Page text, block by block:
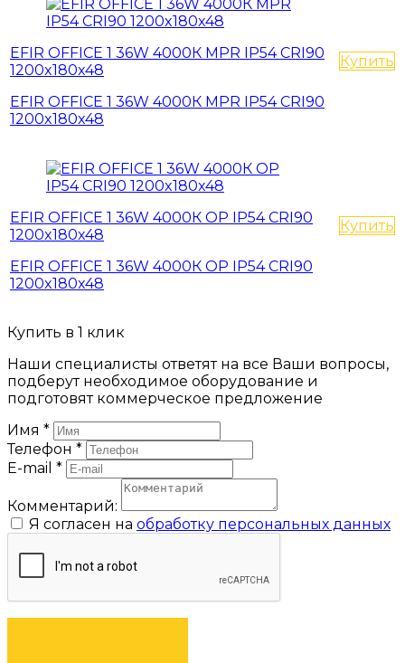
EFIR OFFICE 1 36W 4000К MPR IP54 CRI90
1200x180x48
EFIR OFFICE 1 36W 4000К MPR IP54 CRI90
1200x180x48
Купить
EFIR OFFICE 1 36W 4000К OP IP54 CRI90
1200x180x48
EFIR OFFICE 1 36W 4000К OP IP54 CRI90
1200x180x48
Купить
Купить в 1 клик
Наши специалисты ответят на все Ваши вопросы,
подберут необходимое оборудование и
подготовят коммерческое предложение
Имя *
Телефон *
E-mail *
Комментарий:
Я согласен на обработку персональных данных